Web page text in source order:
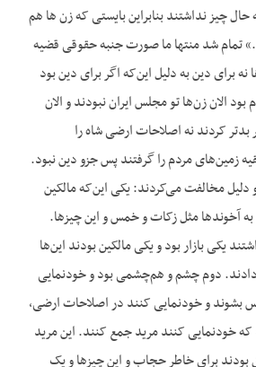
حال چیز نداشتند بنابراین بایستی که زن ها هم
تمام شد منتها ما صورت جنبه حقوقی قضیه
برای دین به دلیل این‌که اگر برای دین بود
الان زن‌ها تو مجلس ایران نبودند و الان
بدتر کردند نه اصلاحات ارضی شاه را
زمین‌های مردم را گرفتند پس جزو دین نبود.
مخالفت می‌کردند: یکی این‌که مالکین
آخوندها مثل زکات و خمس و این چیزها.
یکی بازار بود و یکی مالکین بودند این‌ها
دوم چشم و هم‌چشمی بود و خودنمایی
بشوند و خودنمایی کنند در اصلاحات ارضی،
که خودنمایی کنند مرید جمع کنند. این مرید
برای خاطر حجاب و این چیزها و یک